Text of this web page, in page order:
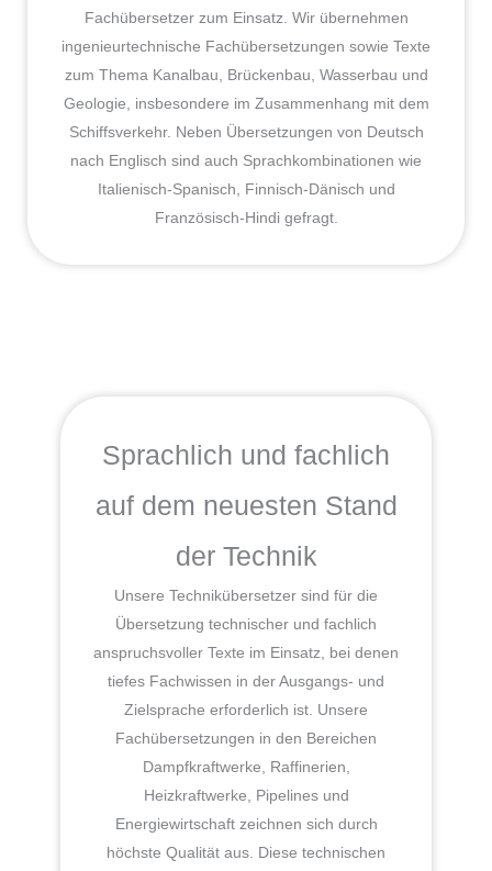
Fachübersetzer zum Einsatz. Wir übernehmen
ingenieurtechnische Fachübersetzungen sowie Texte
zum Thema Kanalbau, Brückenbau, Wasserbau und
Geologie, insbesondere im Zusammenhang mit dem
Schiffsverkehr. Neben Übersetzungen von Deutsch
nach Englisch sind auch Sprachkombinationen wie
Italienisch-Spanisch, Finnisch-Dänisch und
Französisch-Hindi gefragt.
Sprachlich und fachlich
auf dem neuesten Stand
der Technik
Unsere Technikübersetzer sind für die
Übersetzung technischer und fachlich
anspruchsvoller Texte im Einsatz, bei denen
tiefes Fachwissen in der Ausgangs- und
Zielsprache erforderlich ist. Unsere
Fachübersetzungen in den Bereichen
Dampfkraftwerke, Raffinerien,
Heizkraftwerke, Pipelines und
Energiewirtschaft zeichnen sich durch
höchste Qualität aus. Diese technischen